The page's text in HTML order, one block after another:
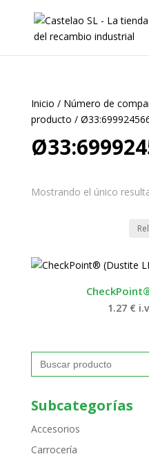
Inicio / Número de
producto /
Mostrando el único
1.27 €
Buscar:
Subcategorías
Accesorios
Carrocería